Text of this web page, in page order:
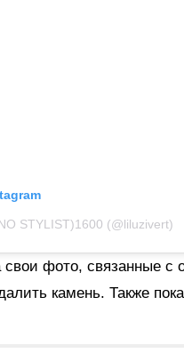
STYLIST)1600 (@liluzivert)
фото, связанные с
камень. Также